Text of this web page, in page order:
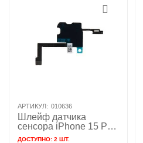
АРТИКУЛ: 010636
Шлейф датчика
сенсора iPhone 15 Pro
/ 821-04431
ДОСТУПНО:2 ШТ.